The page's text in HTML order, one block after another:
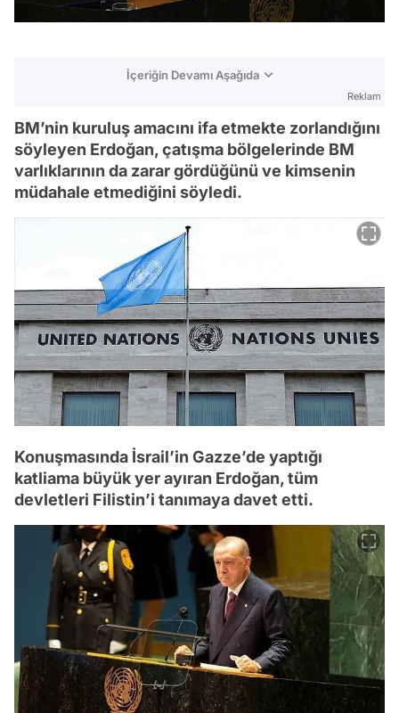
İçeriğin Devamı Aşağıda
Reklam
BM’nin kuruluş amacını ifa etmekte zorlandığını
söyleyen Erdoğan, çatışma bölgelerinde BM
varlıklarının da zarar gördüğünü ve kimsenin
müdahale etmediğini söyledi.
Konuşmasında İsrail’in Gazze’de yaptığı
katliama büyük yer ayıran Erdoğan, tüm
devletleri Filistin’i tanımaya davet etti.